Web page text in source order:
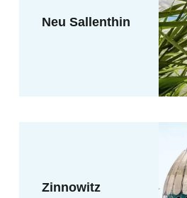
Neu Sallenthin
Zinnowitz